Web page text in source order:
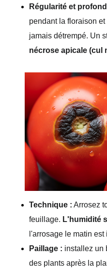
Régularité et
pendant la floraison
nécrose apicale (cul
Technique : Arrosez
feuillage. L'humidité
l'arrosage le matin est
Paillage : installez un
des plants après la